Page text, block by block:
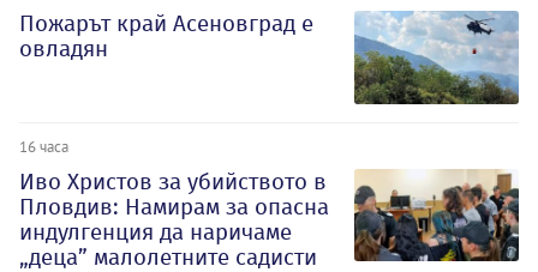
Пожарът край Асеновград е
овладян
16 часа
Иво Христов за убийството в
Пловдив: Намирам за опасна
индулгенция да наричаме
„деца” малолетните садисти